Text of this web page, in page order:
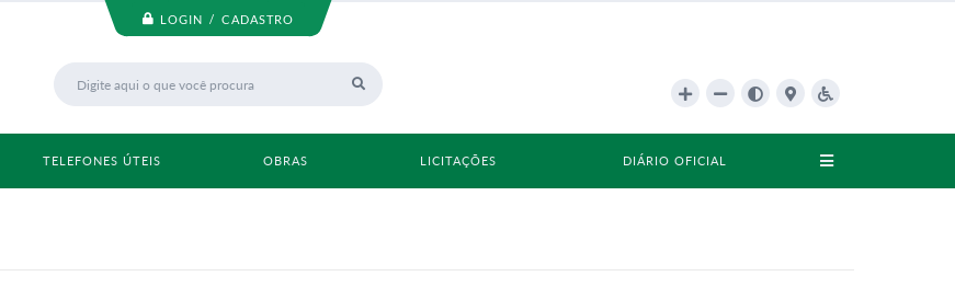
LOGIN / CADASTRO
TELEFONES ÚTEIS OBRAS LICITAÇÕES DIÁRIO OFICIAL